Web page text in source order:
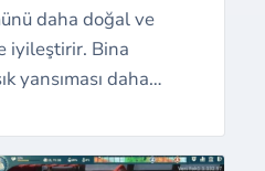
daha doğal ve
iyileştirir. Bina
yansıması daha
programını